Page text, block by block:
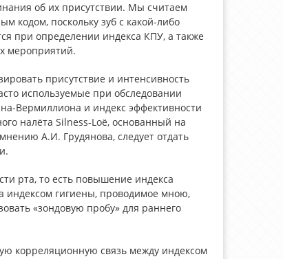
об их присутствии. Мы считаем
кодом, поскольку зуб с какой-либо
при определении индекса КПУ, а также
мероприятий.
присутствие и интенсивность
используемые при обследовании
Вермиллиона и индекс эффективности
налёта Silness-Loë, основанный на
А.И. Грудянова, следует отдать
рта, то есть повышение индекса
индексом гигиены, проводимое мною,
«зондовую пробу» для раннего
корреляционную связь между индексом